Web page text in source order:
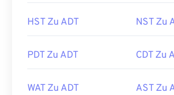
HST Zu ADT NST Zu
PDT Zu ADT CDT Zu
WAT Zu ADT AST Zu